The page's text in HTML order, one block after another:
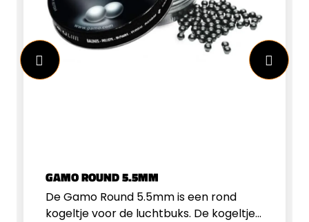
GAMO ROUND 5.5MM
De Gamo Round 5.5mm is een rond
kogeltje voor de luchtbuks. De kogeltjes